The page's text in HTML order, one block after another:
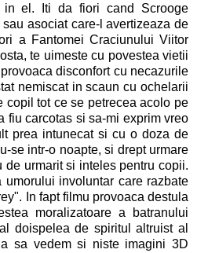
el. Iti da fiori cand Scrooge
asociat care-l avertizeaza de
a Fantomei Craciunului Viitor
te uimeste cu povestea vietii
disconfort cu necazurile
nemiscat in scaun cu ochelarii
copil tot ce se petrecea acolo pe
fiu carcotas si sa-mi exprim vreo
prea intunecat si cu o doza de
se intr-o noapte, si drept urmare
de urmarit si inteles pentru copii.
involuntar care razbate
In fapt filmu provoaca destula
moralizatoare a batranului
doispelea de spiritul altruist al
sa vedem si niste imagini 3D